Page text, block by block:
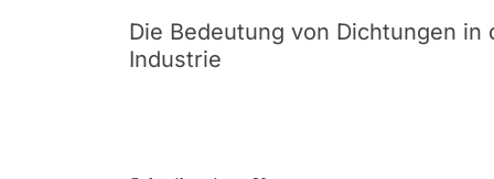
Navigation
Die Bedeutung von Dichtungen in
Industrie